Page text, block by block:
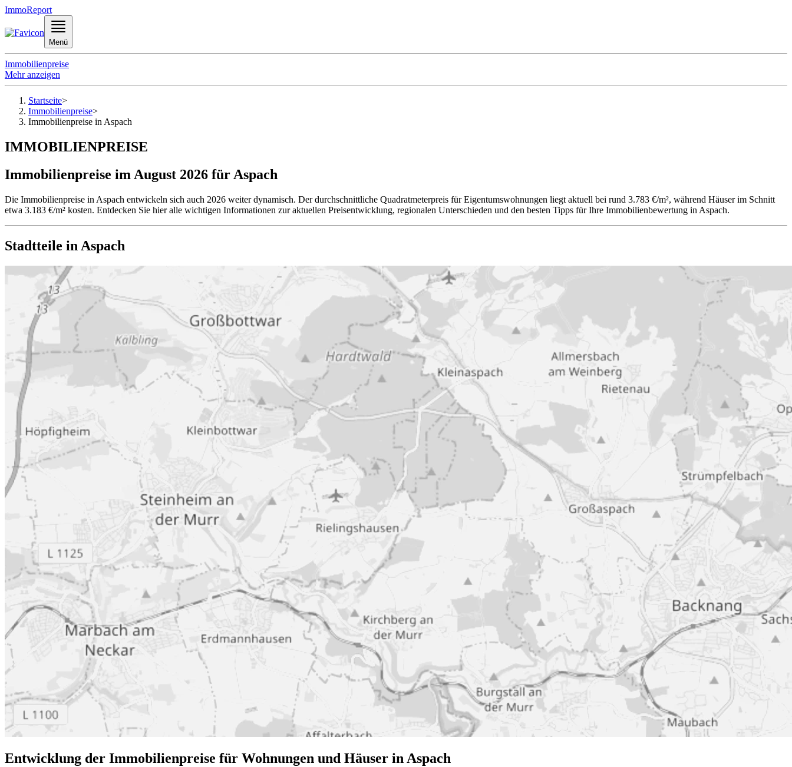
ImmoReport
Menü
Immobilienpreise
Mehr anzeigen
Startseite>
Immobilienpreise>
Immobilienpreise in Aspach
IMMOBILIENPREISE
Immobilienpreise im August 2026 für Aspach
Die Immobilienpreise in Aspach entwickeln sich auch 2026 weiter dynamisch. Der durchschnittliche Quadratmeterpreis für Eigentumswohnungen liegt aktuell bei rund 3.783 €/m², während Häuser im Schnitt
etwa 3.183 €/m² kosten. Entdecken Sie hier alle wichtigen Informationen zur aktuellen Preisentwicklung, regionalen Unterschieden und den besten Tipps für Ihre Immobilienbewertung in Aspach.
Stadtteile in Aspach
Entwicklung der Immobilienpreise für Wohnungen und Häuser in Aspach